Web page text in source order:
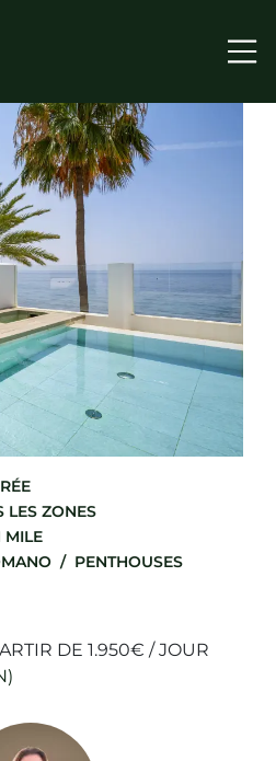
LES ZONES
MILE
PENTHOUSES
DE 1.950€ / JOUR